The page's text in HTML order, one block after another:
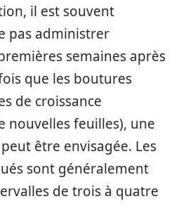
il est souvent
pas administrer
semaines après
que les boutures
de croissance
nouvelles feuilles), une
être envisagée. Les
sont généralement
de trois à quatre